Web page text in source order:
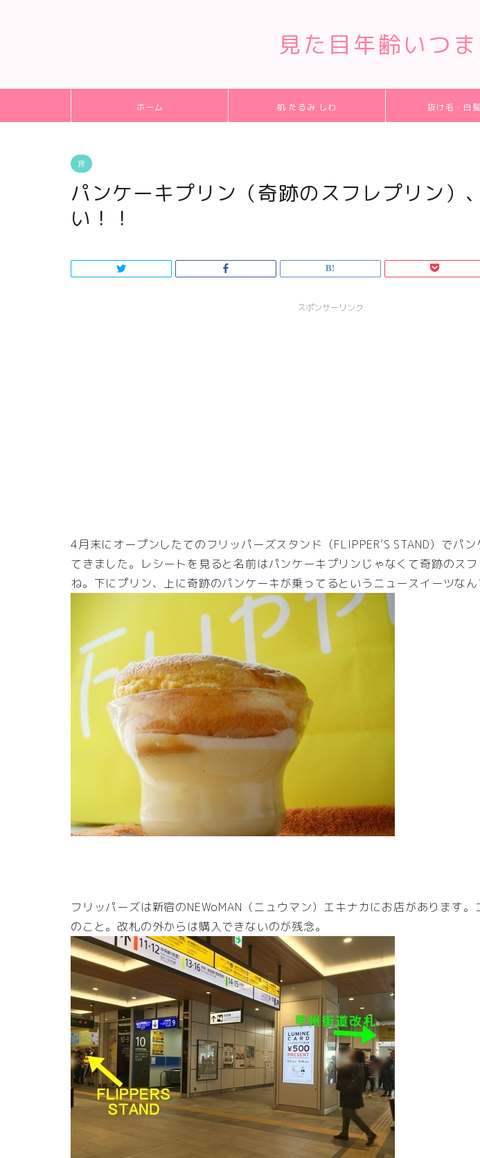
見た目年齢いつ
ホーム 肌 たるみ しわ 抜け毛・白
食
パンケーキプリン（奇跡のスフレプリン）
い！！
スポンサーリンク
4月末にオープンしたてのフリッパーズスタンド（FLIPPER’S STAND）でパ
てきました。レシートを見ると名前はパンケーキプリンじゃなくて奇跡のス
ね。下にプリン、上に奇跡のパンケーキが乗ってるというニュースイーツなん
フリッパーズは新宿のNEWoMAN（ニュウマン）エキナカにお店があります。
のこと。改札の外からは購入できないのが残念。